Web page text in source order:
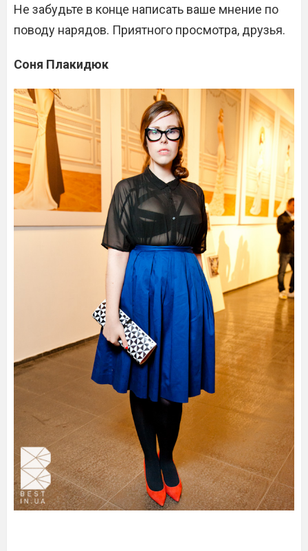
Не забудьте в конце написать ваше мнение по
поводу нарядов. Приятного просмотра, друзья.
Соня Плакидюк